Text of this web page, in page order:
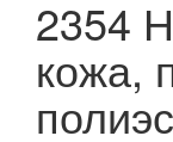
2354
кожа,